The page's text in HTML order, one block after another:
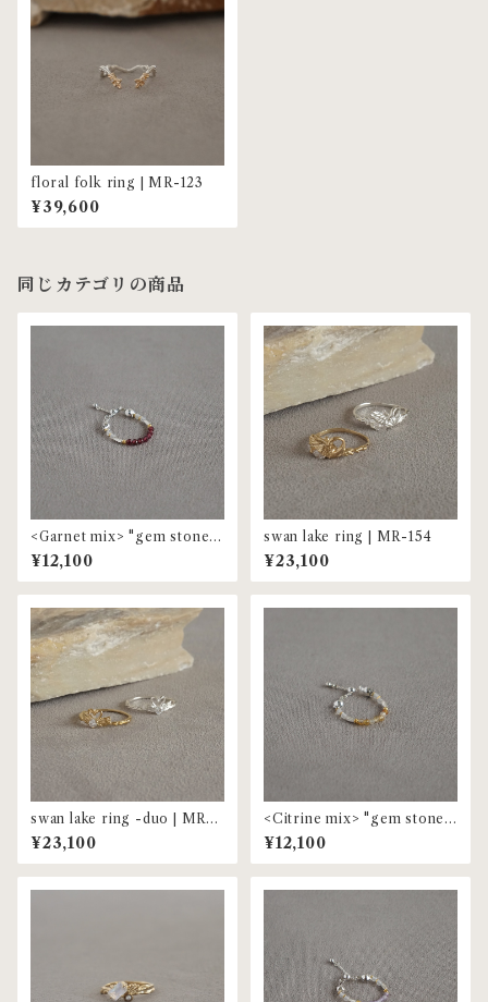
floral folk ring | MR-123
¥39,600
同じカテゴリの商品
<Garnet mix> "gem stone"
beaded ring | MR-153
¥12,100
swan lake ring | MR-154
¥23,100
swan lake ring -duo | MR-1
55
¥23,100
<Citrine mix> "gem stone"
beaded ring | MR-153
¥12,100